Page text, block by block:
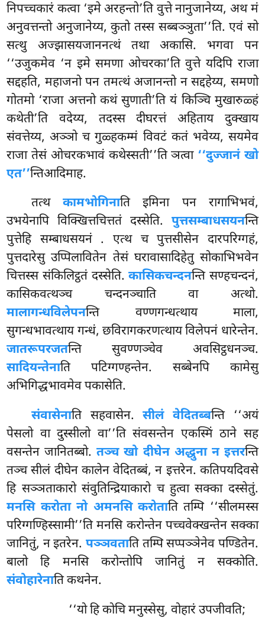
निपच्चकारं कत्वा ‘इमे अरहन्तो’ति वुत्ते नानुजानेय्य, अथ मं
अनुवत्तन्तो अनुजानेय्य, कुतो तस्स सब्बञ्ञुता’’ति. एवं सो
सत्थु अज्झासयजाननत्थं तथा अकासि. भगवा पन
‘‘उजुकमेव ‘न इमे समणा ओचरका’ति वुत्ते यदिपि राजा
सद्दहति, महाजनो पन तमत्थं अजानन्तो न सद्दहेय्य, समणो
गोतमो ‘राजा अत्तनो कथं सुणाती’ति यं किञ्चि मुखारुळ्हं
कथेती’ति वदेय्य, तदस्स दीघरत्तं अहिताय दुक्खाय
संवत्तेय्य, अञ्ञो च गुळ्हकम्मं विवटं कतं भवेय्य, सयमेव
राजा तेसं ओचरकभावं कथेस्सती’’ति ञत्वा ‘‘दुज्जानं खो
एत’’न्तिआदिमाह.
तत्थकामभोगिनाति इमिना पन रागाभिभवं,
उभयेनापि विक्खित्तचित्ततं दस्सेति. पुत्तसम्बाधसयनन्ति
पुत्तेहि सम्बाधसयनं . एत्थ च पुत्तसीसेन दारपरिग्गहं,
पुत्तदारेसु उप्पिलावितेन तेसं घरावासादिहेतु सोकाभिभवेन
चित्तस्स संकिलिट्ठतं दस्सेति.कासिकचन्दनन्ति सण्हचन्दनं,
कासिकवत्थञ्च चन्दनञ्चाति वा अत्थो.
मालागन्धविलेपनन्ति वण्णगन्धत्थाय माला,
सुगन्धभावत्थाय गन्धं, छविरागकरणत्थाय विलेपनं धारेन्तेन.
जातरूपरजतन्ति सुवण्णञ्चेव अवसिट्ठधनञ्च.
सादियन्तेनाति पटिग्गण्हन्तेन. सब्बेनपि कामेसु
अभिगिद्धभावमेव पकासेति.
संवासेनाति सहवासेन.सीलं वेदितब्बन्ति ‘‘अयं
पेसलो वा दुस्सीलो वा’’ति संवसन्तेन एकस्मिं ठाने सह
वसन्तेन जानितब्बो.तञ्च खो दीघेन अद्धुना न इत्तरन्ति
तञ्च सीलं दीघेन कालेन वेदितब्बं, न इत्तरेन. कतिपयदिवसे
हि सञ्ञताकारो संवुतिन्द्रियाकारो च हुत्वा सक्का दस्सेतुं.
मनसि करोता नो अमनसि करोताति तम्पि ‘‘सीलमस्स
परिग्गण्हिस्सामी’’ति मनसि करोन्तेन पच्चवेक्खन्तेन सक्का
जानितुं, न इतरेन. पञ्ञवताति तम्पि सप्पञ्ञेनेव पण्डितेन.
बालो हि मनसि करोन्तोपि जानितुं न सक्कोति.
संवोहारेनाति कथनेन.
‘‘यो हि कोचि मनुस्सेसु, वोहारं उपजीवति;